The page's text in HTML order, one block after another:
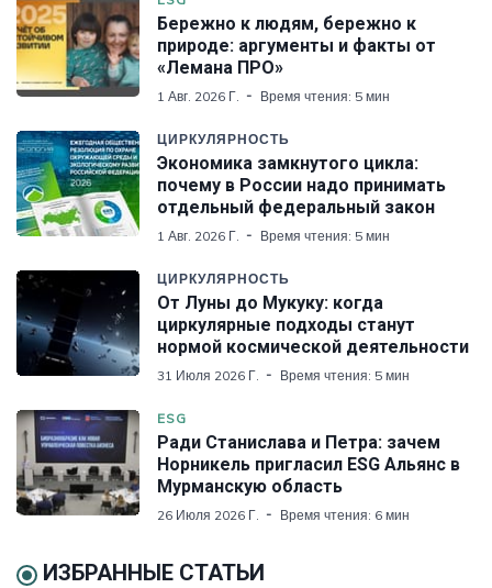
Бережно к людям, бережно к
природе: аргументы и факты от
«Лемана ПРО»
1 Авг. 2026 Г. Время чтения: 5 мин
ЦИРКУЛЯРНОСТЬ
Экономика замкнутого цикла:
почему в России надо принимать
отдельный федеральный закон
1 Авг. 2026 Г. Время чтения: 5 мин
ЦИРКУЛЯРНОСТЬ
От Луны до Мукуку: когда
циркулярные подходы станут
нормой космической деятельности
31 Июля 2026 Г. Время чтения: 5 мин
ESG
Ради Станислава и Петра: зачем
Норникель пригласил ESG Альянс в
Мурманскую область
26 Июля 2026 Г. Время чтения: 6 мин
ИЗБРАННЫЕ СТАТЬИ